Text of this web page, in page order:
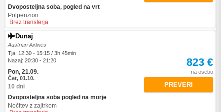
Dvoposteljna soba, pogled na vrt
Polpenzion
Brez transferja
Dunaj
Austrian Airlines
Tja: 12:30 - 15:15 / 3h 45min
Nazaj: 20:30 - 21:20
Pon, 21.09.
Čet, 01.10.
10 dni
Dvoposteljna soba pogled na morje
Nočitev z zajtrkom
823 €
na osebo
PREVERI